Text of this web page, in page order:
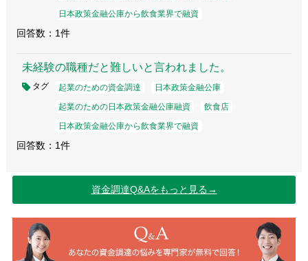
日本政策金融公庫から飲食業界で融資
回答数：1件
未経験の職種だと難しいと言われました。
タグ 起業のための資金調達
日本政策金融公庫
起業のための日本政策金融公庫融資
飲食店
日本政策金融公庫から飲食業界で融資
回答数：1件
資金調達Q&Aをもっと見る→